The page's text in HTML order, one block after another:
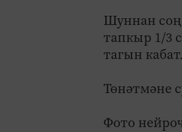
Шуннан соң
тапкыр 1/3
тагын
Төнәтмәне
Фото